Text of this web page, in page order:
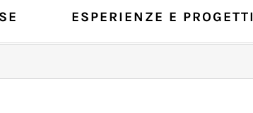
ESPERIENZE E PROGETTI